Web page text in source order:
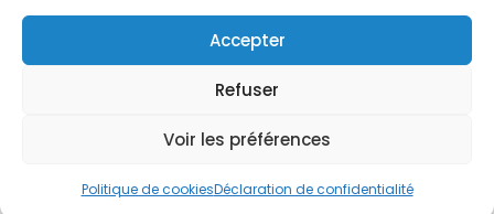
Accepter
Refuser
Voir les préférences
Politique de cookiesDéclaration de confidentialité
Je m'abonne
confidentialité| Politique de cookies